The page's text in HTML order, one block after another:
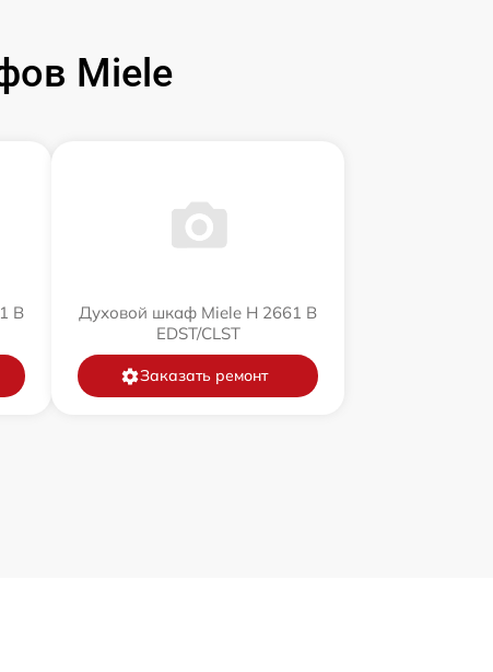
Miele
B
Духовой шкаф Miele H 2661 B
EDST/CLST
Заказать ремонт